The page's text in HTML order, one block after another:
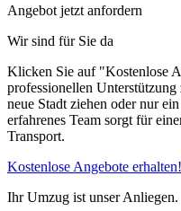
Angebot jetzt anfordern
Wir sind für Sie da
Klicken Sie auf "Kostenlose
professionellen
neue Stadt ziehen oder nur
erfahrenes Team sorgt für
Transport.
Kostenlose Angebote erhalten!
Ihr Umzug ist unser Anliegen.